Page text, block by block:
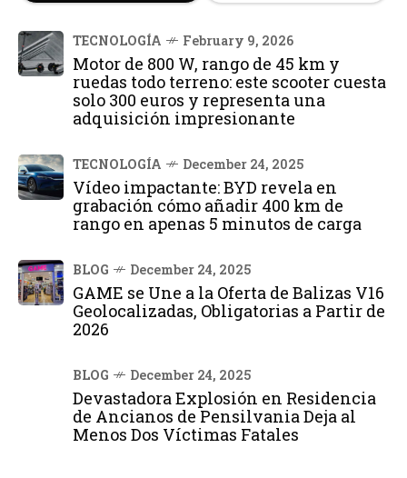
TECNOLOGÍA February 9, 2026
Motor de 800 W, rango de 45 km y
ruedas todo terreno: este scooter cuesta
solo 300 euros y representa una
adquisición impresionante
TECNOLOGÍA December 24, 2025
Vídeo impactante: BYD revela en
grabación cómo añadir 400 km de
rango en apenas 5 minutos de carga
BLOG December 24, 2025
GAME se Une a la Oferta de Balizas V16
Geolocalizadas, Obligatorias a Partir de
2026
BLOG December 24, 2025
Devastadora Explosión en Residencia
de Ancianos de Pensilvania Deja al
Menos Dos Víctimas Fatales